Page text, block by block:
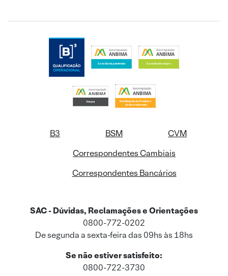
B3 BSM
CVM
Correspondentes Cambiais
Correspondentes Bancários
SAC - Dúvidas, Reclamações e Orientações
0800-772-0202
De segunda a sexta-feira das 09hs às 18hs
Se não estiver satisfeito:
0800-722-3730